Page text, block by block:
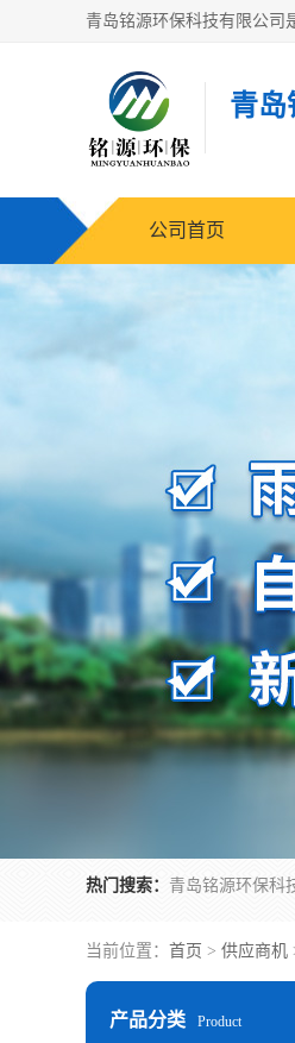
青岛
公司首页
热门搜索：
当前位置： 首页 > 供应商机
产品分类 Product